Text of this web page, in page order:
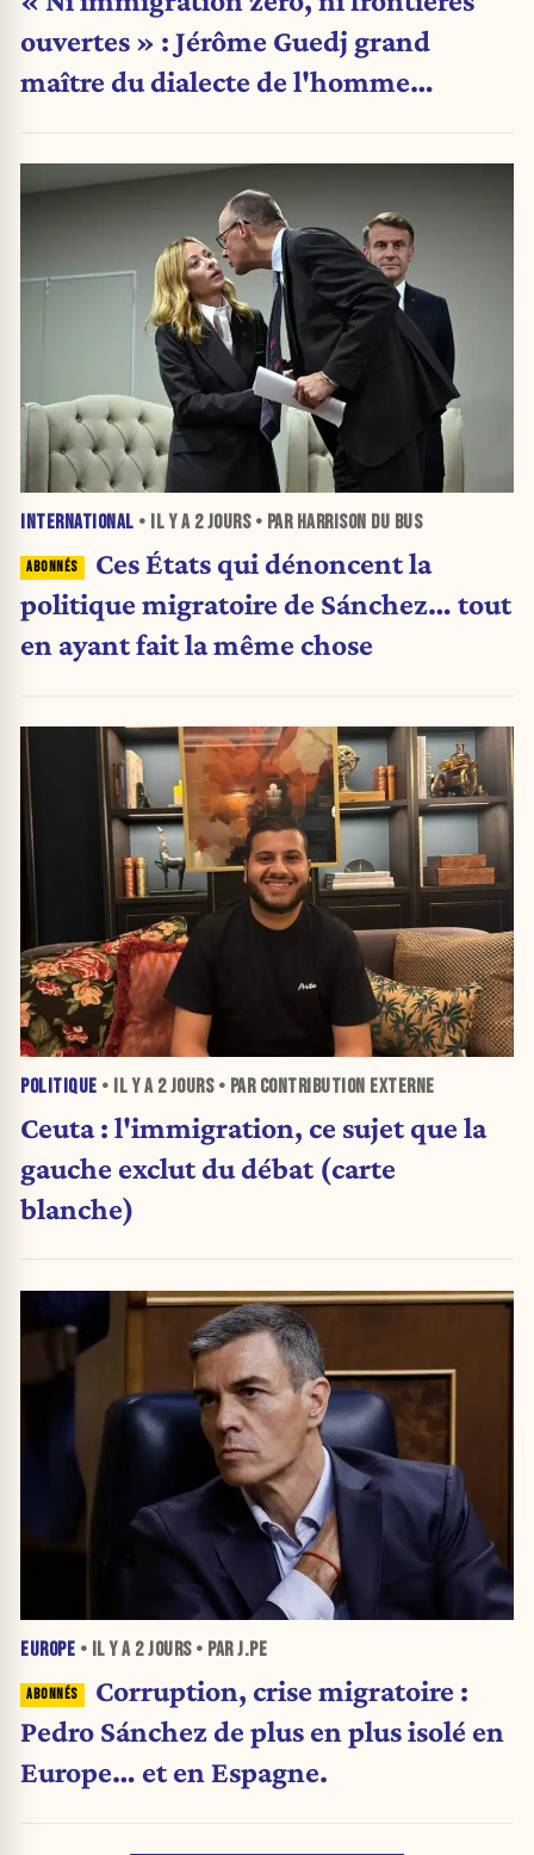
ouvertes » : Jérôme Guedj grand
maître du dialecte de l'homme
INTERNATIONAL • IL Y A 2 JOURS• PAR HARRISON DU BUS
Ces États qui dénoncent la
politique migratoire de Sánchez… tout
en ayant fait la même chose
POLITIQUE • IL Y A 2 JOURS• PAR CONTRIBUTION EXTERNE
Ceuta : l'immigration, ce sujet que la
gauche exclut du débat (carte
blanche)
EUROPE • IL Y A 2 JOURS• PAR J.PE
Corruption, crise migratoire :
Pedro Sánchez de plus en plus isolé en
Europe… et en Espagne.